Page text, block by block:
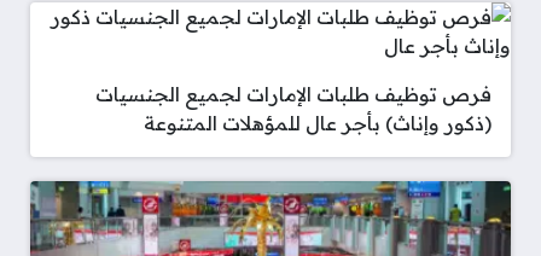
فرص توظيف طلبات الإمارات لجميع الجنسيات
(ذكور وإناث) بأجر عال للمؤهلات المتنوعة